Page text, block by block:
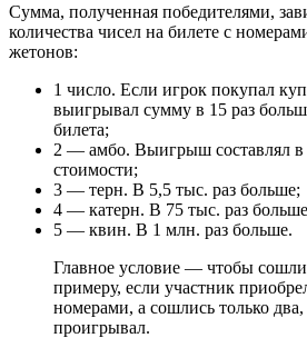
Сумма, полученная победителями,
количества чисел на билете с
жетонов:
1 число. Если игрок покупал
выигрывал сумму в 15 раз
билета;
2 — амбо. Выигрыш составлял в
стоимости;
3 — терн. В 5,5 тыс. раз больше;
4 — катерн. В 75 тыс. раз
5 — квин. В 1 млн. раз больше.
Главное условие — чтобы
примеру, если участник
номерами, а сошлись только два,
проигрывал.